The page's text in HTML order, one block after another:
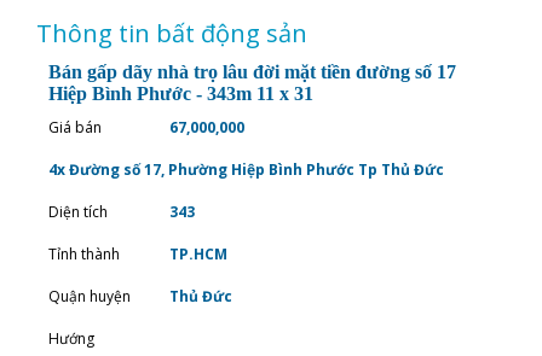
Thông tin bất động sản
Bán gấp dãy nhà trọ lâu đời mặt tiền đường số 17
Hiệp Bình Phước - 343m 11 x 31
Giá bán
67,000,000
4x Đường số 17, Phường Hiệp Bình Phước Tp Thủ Đức
Diện tích 343
Tỉnh thành TP.HCM
Quận huyện Thủ Đức
Hướng